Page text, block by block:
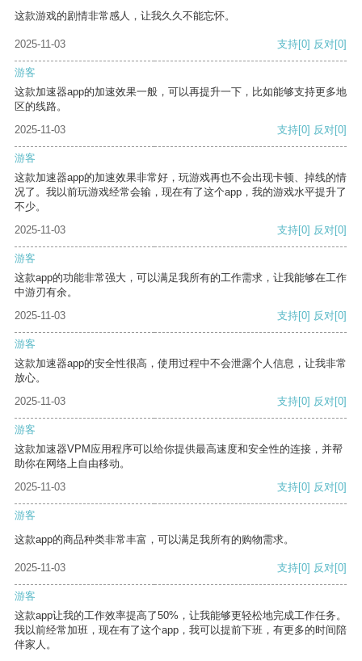
这款游戏的剧情非常感人，让我久久不能忘怀。
2025-11-03 支持[0] 反对[0]
游客
这款加速器app的加速效果一般，可以再提升一下，比如能够支持更多地
区的线路。
2025-11-03
支持[0] 反对[0]
游客
这款加速器app的加速效果非常好，玩游戏再也不会出现卡顿、掉线的情
况了。我以前玩游戏经常会输，现在有了这个app，我的游戏水平提升了
不少。
2025-11-03
支持[0] 反对[0]
游客
这款app的功能非常强大，可以满足我所有的工作需求，让我能够在工作
中游刃有余。
2025-11-03
支持[0] 反对[0]
游客
这款加速器app的安全性很高，使用过程中不会泄露个人信息，让我非常
放心。
2025-11-03
支持[0] 反对[0]
游客
这款加速器VPM应用程序可以给你提供最高速度和安全性的连接，并帮
助你在网络上自由移动。
2025-11-03
支持[0] 反对[0]
游客
这款app的商品种类非常丰富，可以满足我所有的购物需求。
2025-11-03 支持[0] 反对[0]
游客
这款app让我的工作效率提高了50%，让我能够更轻松地完成工作任务。
我以前经常加班，现在有了这个app，我可以提前下班，有更多的时间陪
伴家人。